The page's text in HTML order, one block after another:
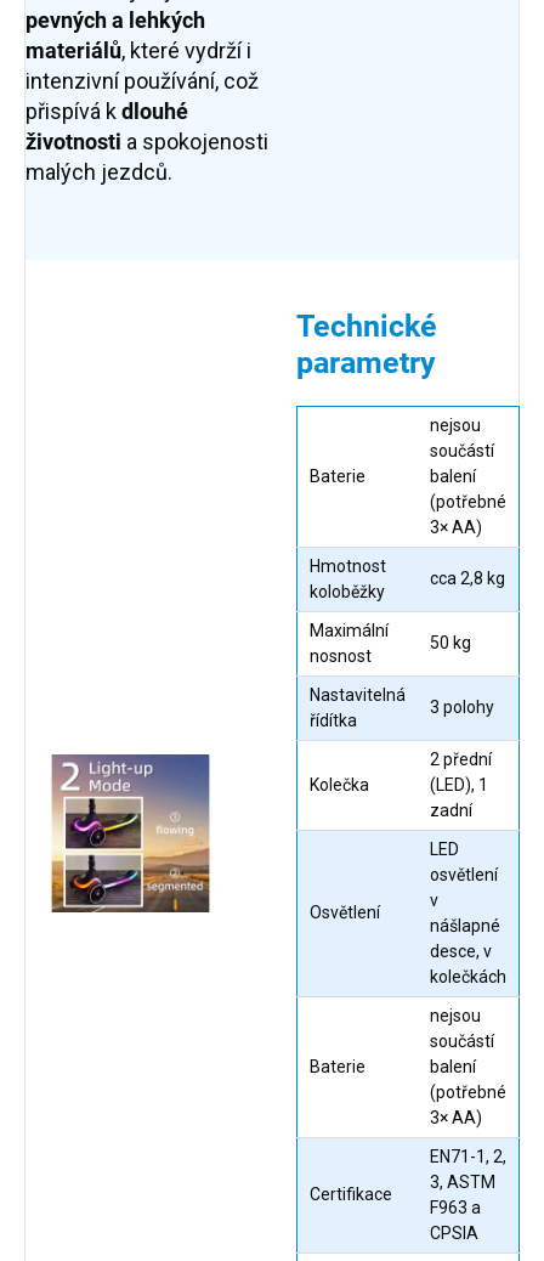
pevných a lehkých
materiálů, které vydrží i
intenzivní používání, což
přispívá kdlouhé
životnosti a spokojenosti
malých jezdců.
Technické
parametry
Baterie
nejsou
součástí
balení
(potřebné
3× AA)
Hmotnost
koloběžky
cca 2,8 kg
Maximální
nosnost
50 kg
Nastavitelná
řídítka
3 polohy
Kolečka
2 přední
(LED), 1
zadní
Osvětlení
LED
osvětlení
v
nášlapné
desce, v
kolečkách
Baterie
nejsou
součástí
balení
(potřebné
3× AA)
Certifikace
EN71-1, 2,
3, ASTM
F963 a
CPSIA